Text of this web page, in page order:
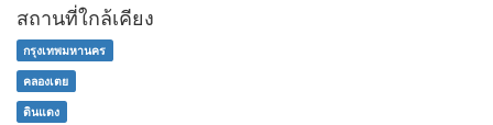
สถานที่ใกล้เคียง
กรุงเทพมหานคร
คลองเตย
ดินแดง